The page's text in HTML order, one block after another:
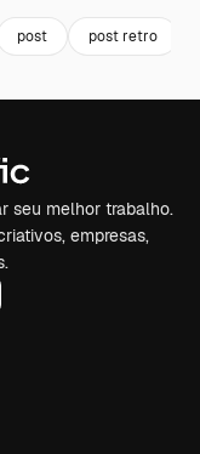
post post retro
seu melhor trabalho.
empresas,